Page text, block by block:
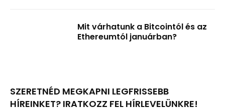
Mit várhatunk a Bitcointól és az
Ethereumtól januárban?
SZERETNÉD MEGKAPNI LEGFRISSEBB
HÍREINKET? IRATKOZZ FEL HÍRLEVELÜNKRE!